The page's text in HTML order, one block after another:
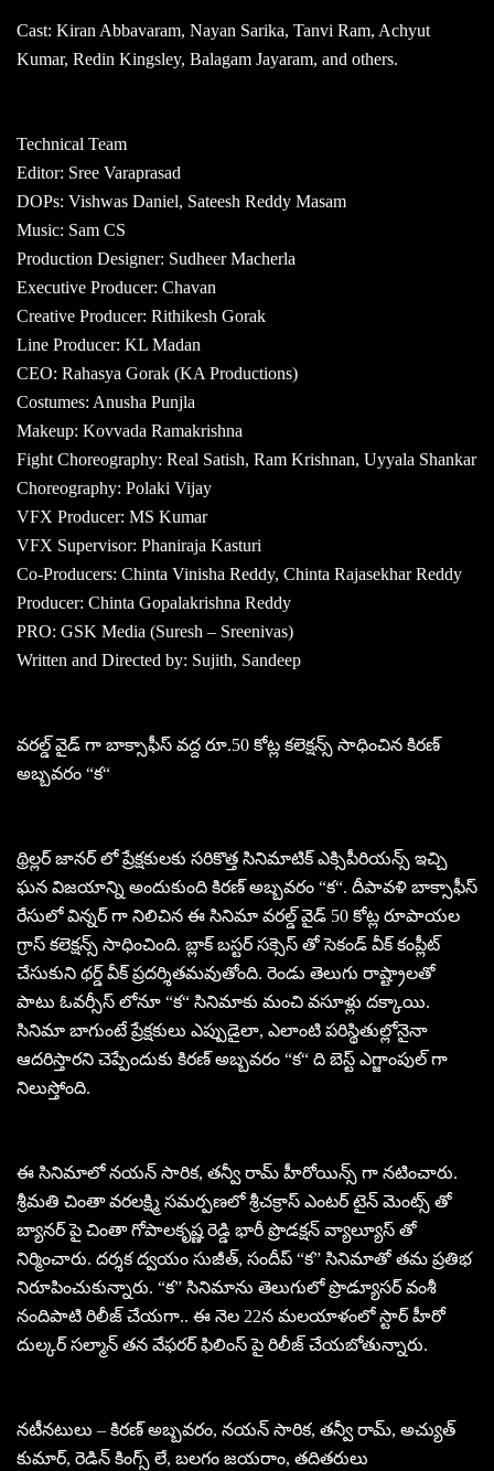
Cast: Kiran Abbavaram, Nayan Sarika, Tanvi Ram, Achyut
Kumar, Redin Kingsley, Balagam Jayaram, and others.
Technical Team
Editor: Sree Varaprasad
DOPs: Vishwas Daniel, Sateesh Reddy Masam
Music: Sam CS
Production Designer: Sudheer Macherla
Executive Producer: Chavan
Creative Producer: Rithikesh Gorak
Line Producer: KL Madan
CEO: Rahasya Gorak (KA Productions)
Costumes: Anusha Punjla
Makeup: Kovvada Ramakrishna
Fight Choreography: Real Satish, Ram Krishnan, Uyyala Shankar
Choreography: Polaki Vijay
VFX Producer: MS Kumar
VFX Supervisor: Phaniraja Kasturi
Co-Producers: Chinta Vinisha Reddy, Chinta Rajasekhar Reddy
Producer: Chinta Gopalakrishna Reddy
PRO: GSK Media (Suresh – Sreenivas)
Written and Directed by: Sujith, Sandeep
వరల్డ్ వైడ్ గా బాక్సాఫీస్ వద్ద రూ.50 కోట్ల కలెక్షన్స్ సాధించిన కిరణ్
అబ్బవరం “క“
థ్రిల్లర్ జానర్ లో ప్రేక్షకులకు సరికొత్త సినిమాటిక్ ఎక్సిపీరియన్స్ ఇచ్చి
ఘన విజయాన్ని అందుకుంది కిరణ్ అబ్బవరం “క“. దీపా‌వళి బాక్సాఫీస్
రేసులో విన్నర్ గా నిలిచిన ఈ సినిమా వరల్డ్ వైడ్ 50 కోట్ల రూపాయల
గ్రాస్ కలెక్షన్స్ సాధించింది. బ్లాక్ బస్టర్ సక్సెస్ తో సెకండ్ వీక్ కంప్లీట్
చేసుకుని థర్డ్ వీక్ ప్రదర్శితమవుతోంది. రెండు తెలుగు రాష్ట్రాలతో
పాటు ఓవర్సీస్ లోనూ “క“ సినిమాకు మంచి వసూళ్లు దక్కాయి.
సినిమా బాగుంటే ప్రేక్షకులు ఎప్పుడైలా, ఎలాంటి పరిస్థితుల్లోనైనా
ఆదరిస్తారని చెప్పేందుకు కిరణ్ అబ్బవరం “క“ ది బెస్ట్ ఎగ్జాంపుల్ గా
నిలుస్తోంది.
ఈ సినిమాలో నయన్ సారిక, తన్వీ రామ్ హీరోయిన్స్ గా నటించారు.
శ్రీమతి చింతా వరలక్ష్మి సమర్పణలో శ్రీచక్రాస్ ఎంటర్ టైన్ మెంట్స్ తో
బ్యానర్ పై చింతా గోపాలకృష్ణ రెడ్డి భారీ ప్రొడక్షన్ వ్యాల్యూస్ తో
నిర్మించారు. దర్శక ద్వయం సుజీత్, సందీప్ “క” సినిమాతో తమ ప్రతిభ
నిరూపించుకున్నారు. “క” సినిమాను తెలుగులో ప్రొడ్యూసర్ వంశీ
నందిపాటి రిలీజ్ చేయగా.. ఈ నెల 22న మలయాళంలో స్టార్ హీరో
దుల్కర్ సల్మాన్ తన వేఫరర్ ఫిలింస్ పై రిలీజ్ చేయబోతున్నారు.
నటీనటులు – కిరణ్ అబ్బవరం, నయన్ సారిక, తన్వీ రామ్, అచ్యుత్
కుమార్, రెడిన్ కింగ్స్ లే, బలగం జయరాం, తదితరులు